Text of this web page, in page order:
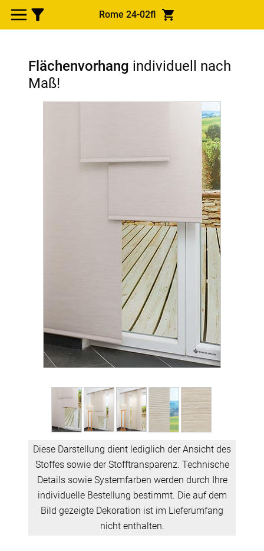
Rome 24-02fl
Flächenvorhang individuell nach
Maß!
Diese Darstellung dient lediglich der Ansicht des
Stoffes sowie der Stofftransparenz. Technische
Details sowie Systemfarben werden durch Ihre
individuelle Bestellung bestimmt. Die auf dem
Bild gezeigte Dekoration ist im Lieferumfang
nicht enthalten.